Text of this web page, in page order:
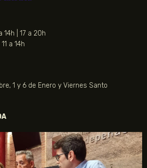
14h | 17 a 20h
a 14h
1 y 6 de Enero y Viernes Santo